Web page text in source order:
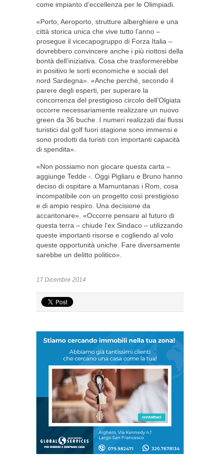
come impianto d’eccellenza per le Olimpiadi.
«Porto, Aeroporto, strutture alberghiere e una
città storica unica che vive tutto l’anno –
prosegue il vicecapogruppo di Forza Italia –
dovrebbero convincere anche i più riottosi della
bontà dell’iniziativa. Cosa che trasformerebbe
in positivo le sorti economiche e sociali del
nord Sardegna». «Anche perché, secondo il
parere degli esperti, per superare la
concorrenza del prestigioso circolo dell’Olgiata
occorre necessariamente realizzare un nuovo
green da 36 buche. I numeri realizzati dai flussi
turistici dal golf fuori stagione sono immensi e
sono prodotti da turisti con importanti capacità
di spendita».
«Non possiamo non giocare questa carta –
aggiunge Tedde -. Oggi Pigliaru e Bruno hanno
deciso di ospitare a Mamuntanas i Rom, cosa
incompatibile con un progetto così prestigioso
e di ampio respiro. Una decisione da
accantonare». «Occorre pensare al futuro di
questa terra – chiude l’ex Sindaco – utilizzando
queste importanti risorse e cogliendo al volo
queste opportunità uniche. Fare diversamente
sarebbe un delitto politico».
17 Dicembre 2014